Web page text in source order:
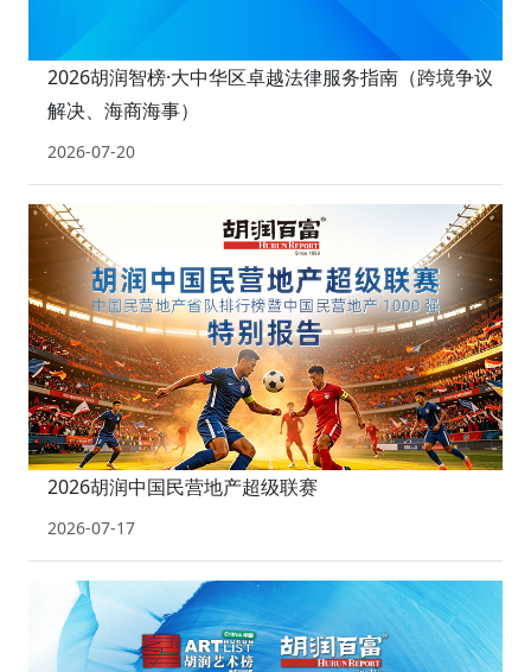
2026胡润智榜·大中华区卓越法律服务指南（跨境争议
解决、海商海事）
2026-07-20
2026胡润中国民营地产超级联赛
2026-07-17